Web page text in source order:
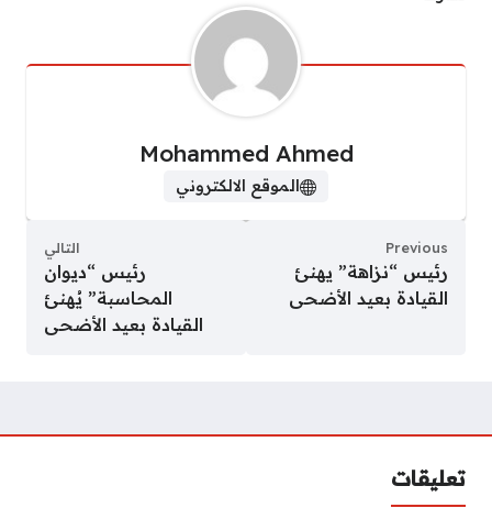
Mohammed Ahmed
الموقع الالكتروني
Previous
رئيس “نزاهة” يهنئ
القيادة بعيد الأضحى
التالي
رئيس “ديوان
المحاسبة” يُهنئ
القيادة بعيد الأضحى
تعليقات